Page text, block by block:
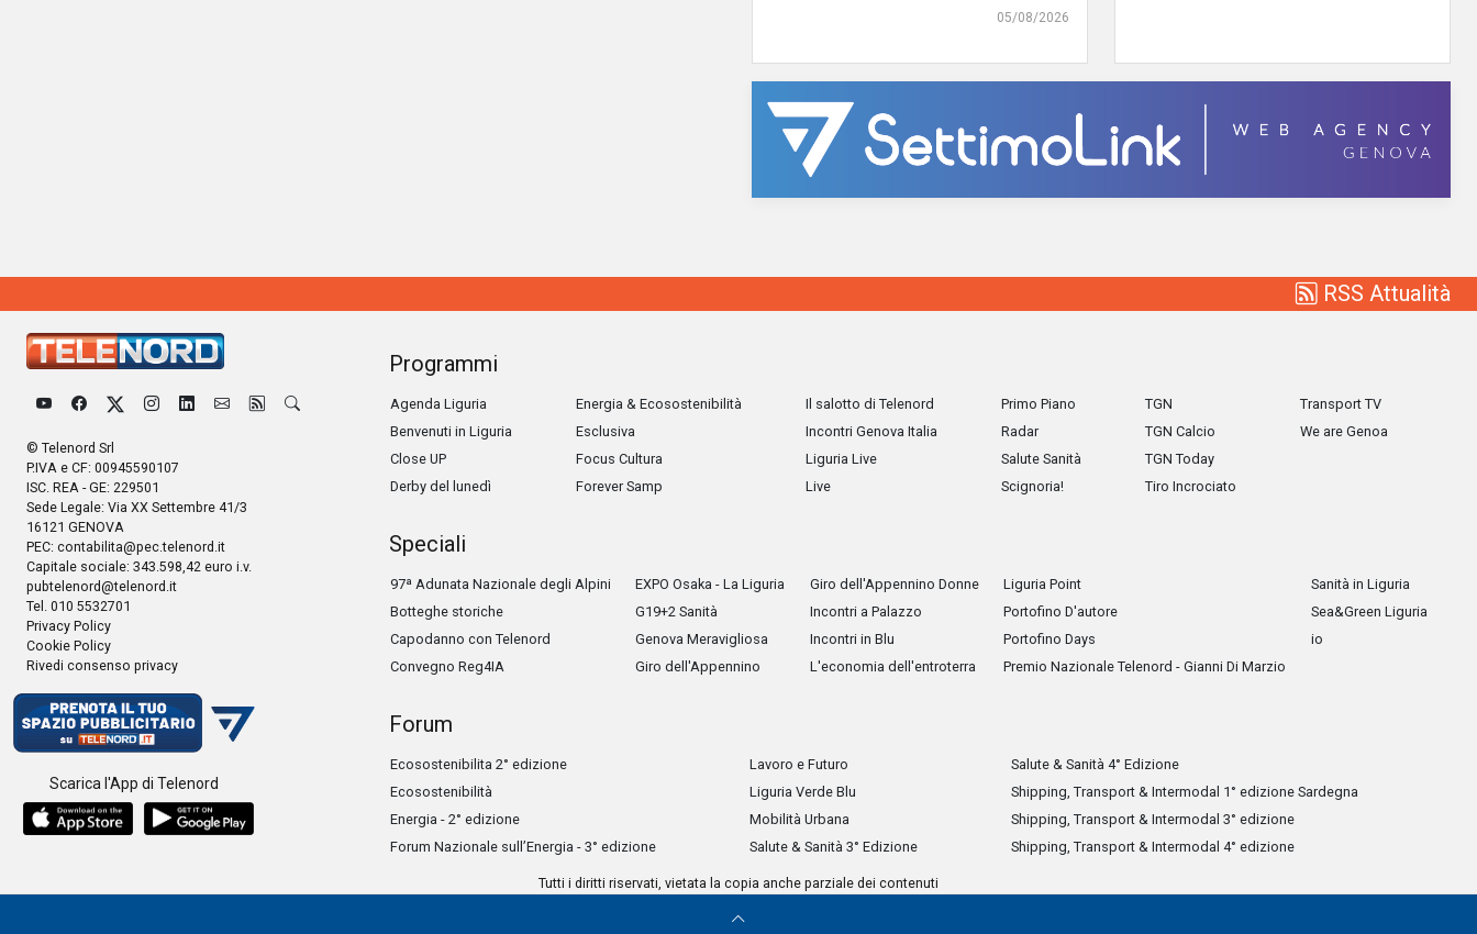
05/08/2026
RSS Attualità
© Telenord Srl
P.IVA e CF: 00945590107
ISC. REA - GE: 229501
Sede Legale: Via XX Settembre 41/3
16121 GENOVA
PEC: contabilita@pec.telenord.it
Capitale sociale: 343.598,42 euro i.v.
pubtelenord@telenord.it
Tel. 010 5532701
Privacy Policy
Cookie Policy
Rivedi consenso privacy
Scarica l'App di Telenord
Programmi
Agenda Liguria
Benvenuti in Liguria
Close UP
Derby del lunedì
Energia & Ecosostenibilità
Esclusiva
Focus Cultura
Forever Samp
Il salotto di Telenord
Incontri Genova Italia
Liguria Live
Live
Primo Piano
Radar
Salute Sanità
Scignoria!
TGN
TGN Calcio
TGN Today
Tiro Incrociato
Transport TV
We are Genoa
Speciali
97ª Adunata Nazionale degli Alpini
Botteghe storiche
Capodanno con Telenord
Convegno Reg4IA
EXPO Osaka - La Liguria
G19+2 Sanità
Genova Meravigliosa
Giro dell'Appennino
Giro dell'Appennino Donne
Incontri a Palazzo
Incontri in Blu
L'economia dell'entroterra
Liguria Point
Portofino D'autore
Portofino Days
Premio Nazionale Telenord - Gianni Di Marzio
Sanità in Liguria
Sea&Green Liguria
io
Forum
Ecosostenibilita 2° edizione
Ecosostenibilità
Energia - 2° edizione
Forum Nazionale sull’Energia - 3° edizione
Lavoro e Futuro
Liguria Verde Blu
Mobilità Urbana
Salute & Sanità 3° Edizione
Salute & Sanità 4° Edizione
Shipping, Transport & Intermodal 1° edizione Sardegna
Shipping, Transport & Intermodal 3° edizione
Shipping, Transport & Intermodal 4° edizione
Tutti i diritti riservati, vietata la copia anche parziale dei contenuti